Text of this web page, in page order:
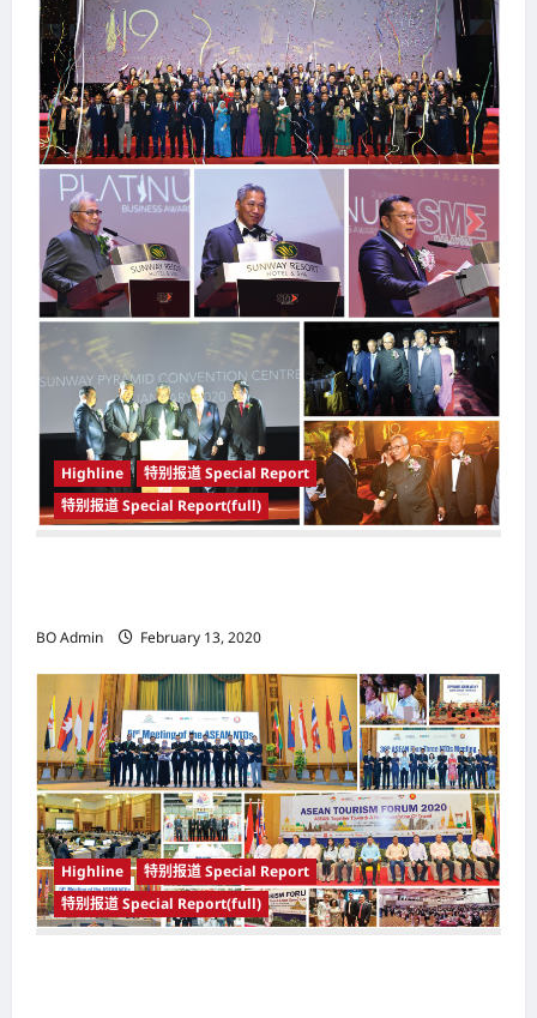
Highline
特别报道 Special Report
特别报道 Special Report(full)
BO Admin February 13, 2020
Highline
特别报道 Special Report
特别报道 Special Report(full)